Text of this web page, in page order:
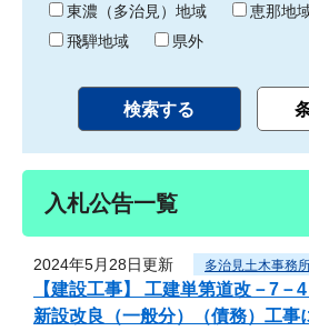
東濃（多治見）地域
恵那地
飛騨地域
県外
入札公告一覧
2024年5月28日更新 多治見土木事務
【建設工事】 工建単第道改－7
新設改良（一般分）（債務）工事